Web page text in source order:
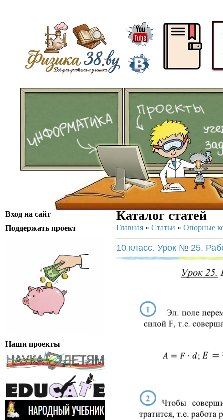
ᅠ
Вход на сайт
Поддержать проект
Наши проекты
Каталог статей
Главная » Статьи » Опорные
10 класс. Урок № 25.